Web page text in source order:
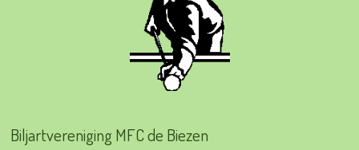
Biljartvereniging MFC de Biezen